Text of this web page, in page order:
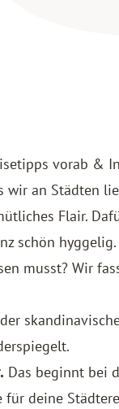
vorab &
an Städten
Flair.
schön hyggelig.
musst? Wir
Das beginnt bei
deine